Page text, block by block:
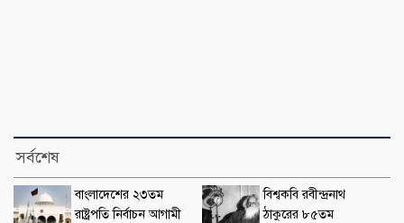
সর্বশেষ
বাংলাদেশের ২৩তম
রাষ্ট্রপতি নির্বাচন আগামী
বিশ্বকবি রবীন্দ্রনাথ
ঠাকুরের ৮৫তম